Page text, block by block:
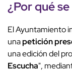
¿Por qué
El Ayuntamiento
unapetición
una edición del
Escucha",